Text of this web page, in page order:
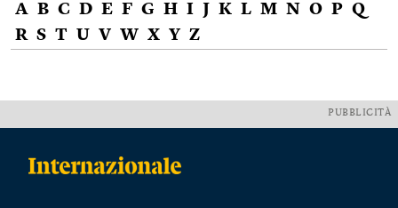
A B C D E F G H I J K L M N O P Q
R S T U V W X Y Z
PUBBLICITÀ